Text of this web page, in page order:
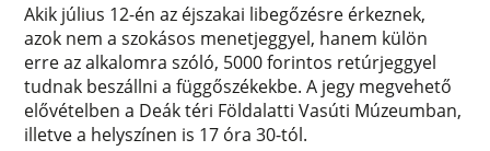
Akik július 12-én az éjszakai libegőzésre érkeznek,
azok nem a szokásos menetjeggyel, hanem külön
erre az alkalomra szóló, 5000 forintos retúrjeggyel
tudnak beszállni a függőszékekbe. A jegy megvehető
elővételben a Deák téri Földalatti Vasúti Múzeumban,
illetve a helyszínen is 17 óra 30-tól.